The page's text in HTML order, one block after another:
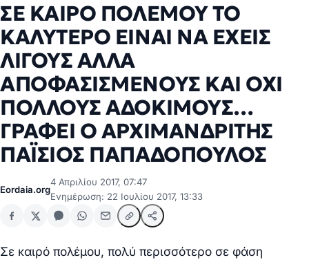
ΣΕ ΚΑΙΡΟ ΠΟΛΕΜΟΥ ΤΟ
ΚΑΛΥΤΕΡΟ ΕΙΝΑΙ ΝΑ ΕΧΕΙΣ
ΛΙΓΟΥΣ ΑΛΛΑ
ΑΠΟΦΑΣΙΣΜΕΝΟΥΣ ΚΑΙ ΟΧΙ
ΠΟΛΛΟΥΣ ΑΔΟΚΙΜΟΥΣ…
ΓΡΑΦΕΙ Ο ΑΡΧΙΜΑΝΔΡΙΤΗΣ
ΠΑΪΣΙΟΣ ΠΑΠΑΔΟΠΟΥΛΟΣ
Eordaia.org
4 Απριλίου 2017, 07:47
Ενημέρωση: 22 Ιουλίου 2017, 13:33
Σε καιρό πολέμου, πολύ περισσότερο σε φάση